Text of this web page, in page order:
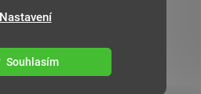
Nastavení
Souhlasím